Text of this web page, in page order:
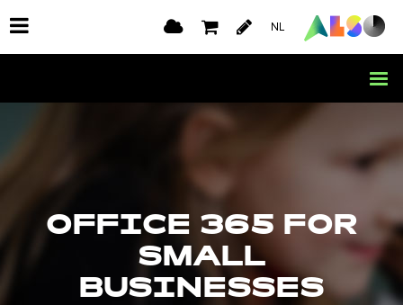
NL
OFFICE 365 FOR
SMALL
BUSINESSES